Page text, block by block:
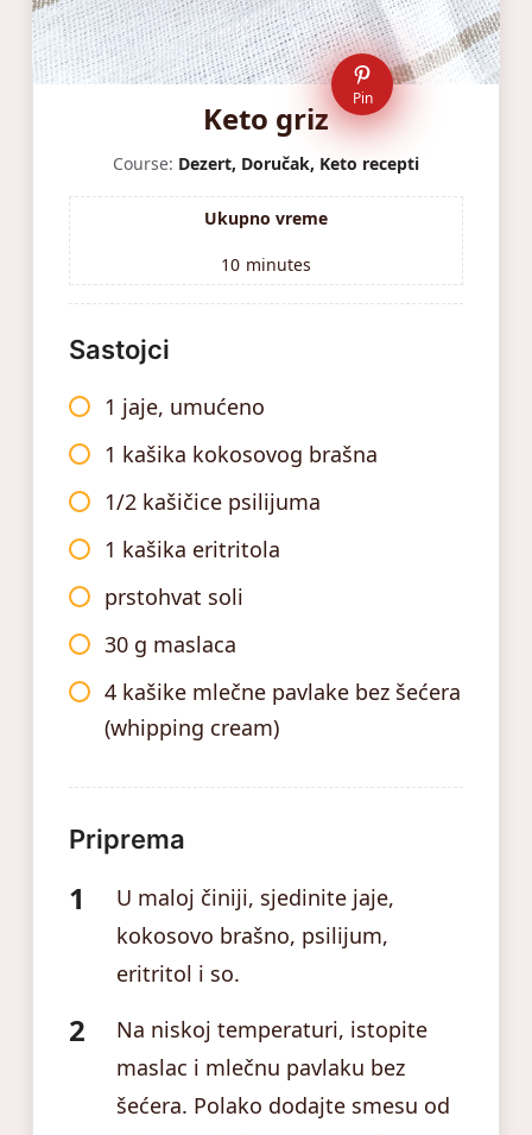
Pin
Keto griz
Course: Dezert, Doručak, Keto recepti
Ukupno vreme
10 minutes
Sastojci
1 jaje, umućeno
1 kašika kokosovog brašna
1/2 kašičice psilijuma
1 kašika eritritola
prstohvat soli
30 g maslaca
4 kašike mlečne pavlake bez šećera
(whipping cream)
Priprema
U maloj činiji, sjedinite jaje,
kokosovo brašno, psilijum,
eritritol i so.
Na niskoj temperaturi, istopite
maslac i mlečnu pavlaku bez
šećera. Polako dodajte smesu od